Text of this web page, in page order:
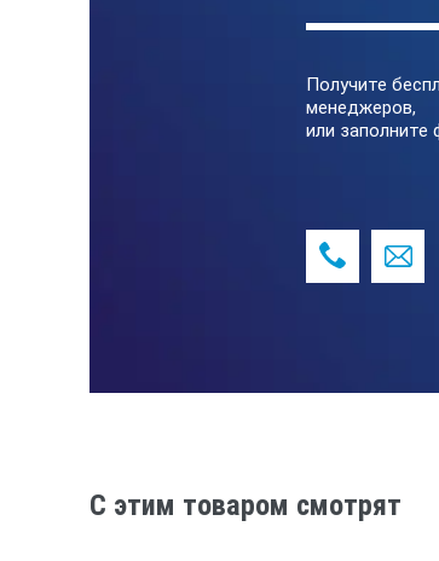
Получите
менеджеров,
или заполните
C этим товаром смотрят